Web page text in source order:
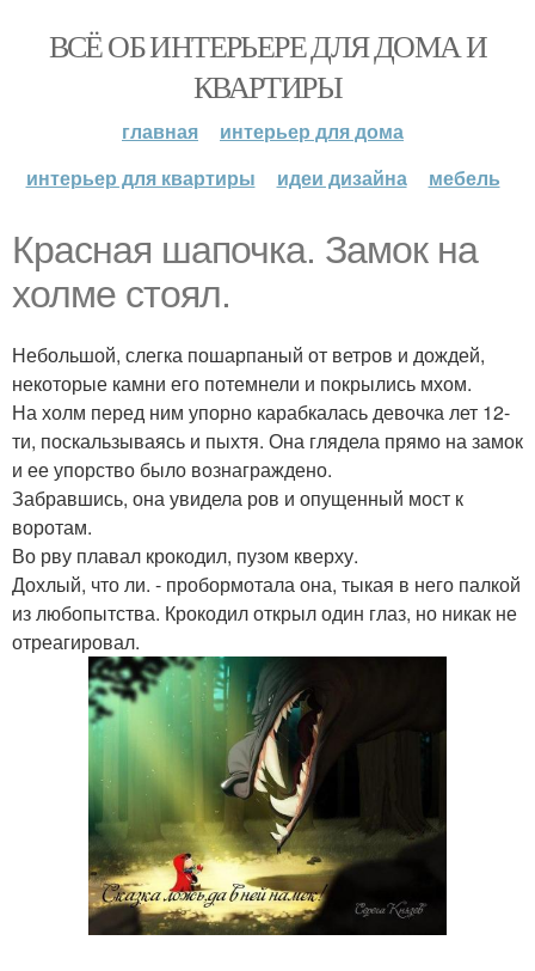
ВСЁ ОБ ИНТЕРЬЕРЕ ДЛЯ ДОМА И
КВАРТИРЫ
главная
интерьер для дома
интерьер для квартиры
идеи дизайна мебель
Красная шапочка. Замок на
холме стоял.
Небольшой, слегка пошарпаный от ветров и дождей,
некоторые камни его потемнели и покрылись мхом.
На холм перед ним упорно карабкалась девочка лет 12-
ти, поскальзываясь и пыхтя. Она глядела прямо на замок
и ее упорство было вознаграждено.
Забравшись, она увидела ров и опущенный мост к
воротам.
Во рву плавал крокодил, пузом кверху.
Дохлый, что ли. - пробормотала она, тыкая в него палкой
из любопытства. Крокодил открыл один глаз, но никак не
отреагировал.